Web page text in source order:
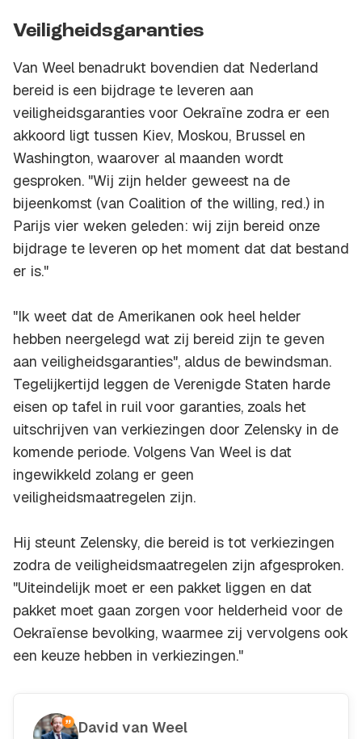
Veiligheidsgaranties
Van Weel benadrukt bovendien dat Nederland
bereid is een bijdrage te leveren aan
veiligheidsgaranties voor Oekraïne zodra er een
akkoord ligt tussen Kiev, Moskou, Brussel en
Washington, waarover al maanden wordt
gesproken. "Wij zijn helder geweest na de
bijeenkomst (van Coalition of the willing, red.) in
Parijs vier weken geleden: wij zijn bereid onze
bijdrage te leveren op het moment dat dat bestand
er is."
"Ik weet dat de Amerikanen ook heel helder
hebben neergelegd wat zij bereid zijn te geven
aan veiligheidsgaranties", aldus de bewindsman.
Tegelijkertijd leggen de Verenigde Staten harde
eisen op tafel in ruil voor garanties, zoals het
uitschrijven van verkiezingen door Zelensky in de
komende periode. Volgens Van Weel is dat
ingewikkeld zolang er geen
veiligheidsmaatregelen zijn.
Hij steunt Zelensky, die bereid is tot verkiezingen
zodra de veiligheidsmaatregelen zijn afgesproken.
"Uiteindelijk moet er een pakket liggen en dat
pakket moet gaan zorgen voor helderheid voor de
Oekraïense bevolking, waarmee zij vervolgens ook
een keuze hebben in verkiezingen."
David van Weel